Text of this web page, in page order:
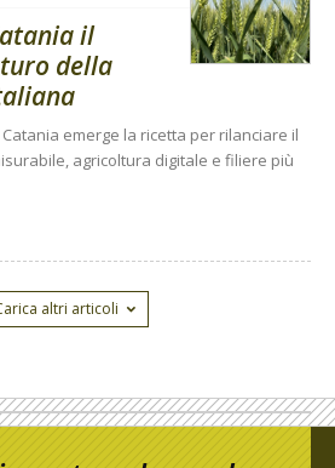
il
della
emerge la ricetta per rilanciare il
agricoltura digitale e filiere più
altri articoli